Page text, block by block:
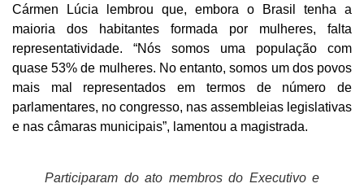
Cármen Lúcia lembrou que, embora o Brasil tenha a
maioria dos habitantes formada por mulheres, falta
representatividade. “Nós somos uma população com
quase 53% de mulheres. No entanto, somos um dos povos
mais mal representados em termos de número de
parlamentares, no congresso, nas assembleias legislativas
e nas câmaras municipais”, lamentou a magistrada.
Participaram do ato membros do Executivo e